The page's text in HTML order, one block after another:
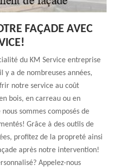
FAÇADE AVEC
du KM Service entreprise
a de nombreuses années,
notre service au coût
bois, en carreau ou en
sommes composés de
Grâce à des outils de
profitez de la propreté ainsi
après notre intervention!
Appelez-nous